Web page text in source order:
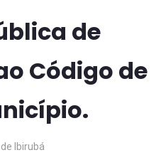
de
Código de
Ibirubá